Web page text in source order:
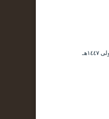
الخميس ۲۲ جمادى الأولى ۱٤٤۷هـ